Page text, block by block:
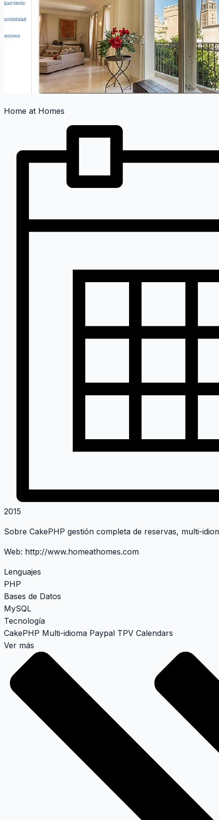
Home at Homes
2015
Sobre CakePHP gestión completa de reservas, multi-
Web: http://www.homeathomes.com
Lenguajes
PHP
Bases de Datos
MySQL
Tecnología
CakePHP Multi-idioma Paypal TPV Calendars
Ver más